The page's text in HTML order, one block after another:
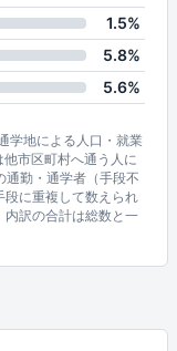
1.5%
5.8%
5.6%
学地による人口・就業
市区町村へ通う人に
通勤・通学者（手段不
段に重複して数えられ
内訳の合計は総数と一